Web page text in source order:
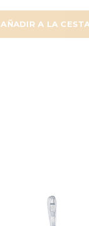
AÑADIR A LA